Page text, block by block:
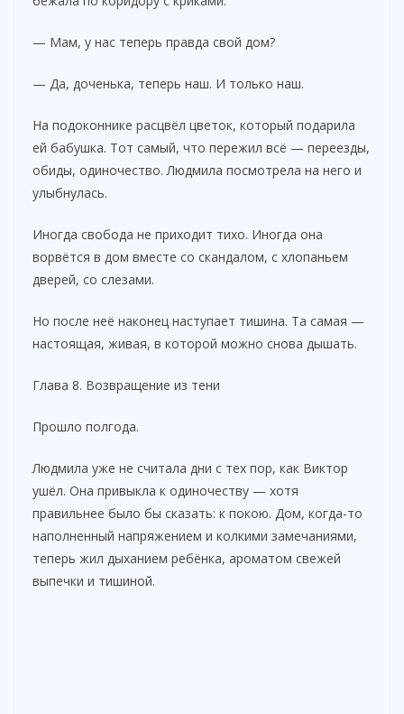
— Мам, у нас теперь правда свой дом?
— Да, доченька, теперь наш. И только наш.
На подоконнике расцвёл цветок, который подарила
ей бабушка. Тот самый, что пережил всё — переезды,
обиды, одиночество. Людмила посмотрела на него и
улыбнулась.
Иногда свобода не приходит тихо. Иногда она
ворвётся в дом вместе со скандалом, с хлопаньем
дверей, со слезами.
Но после неё наконец наступает тишина. Та самая —
настоящая, живая, в которой можно снова дышать.
Глава 8. Возвращение из тени
Прошло полгода.
Людмила уже не считала дни с тех пор, как Виктор
ушёл. Она привыкла к одиночеству — хотя
правильнее было бы сказать: к покою. Дом, когда-то
наполненный напряжением и колкими замечаниями,
теперь жил дыханием ребёнка, ароматом свежей
выпечки и тишиной.